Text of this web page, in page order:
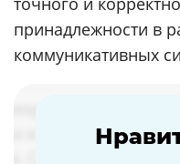
принадлежности в
коммуникативных